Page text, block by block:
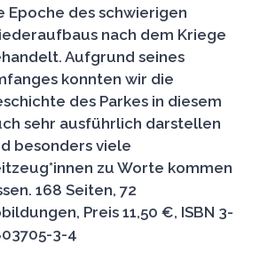
Epoche des schwierigen
nach dem Kriege
Aufgrund seines
konnten wir die
des Parkes in diesem
sehr ausführlich darstellen
besonders viele
zu Worte kommen
168 Seiten, 72
Preis 11,50 €, ISBN 3-
3-4